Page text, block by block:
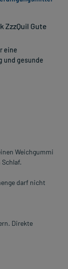
ZzzQuil Gute
eine
und gesunde
Weichgummi
darf nicht
Direkte